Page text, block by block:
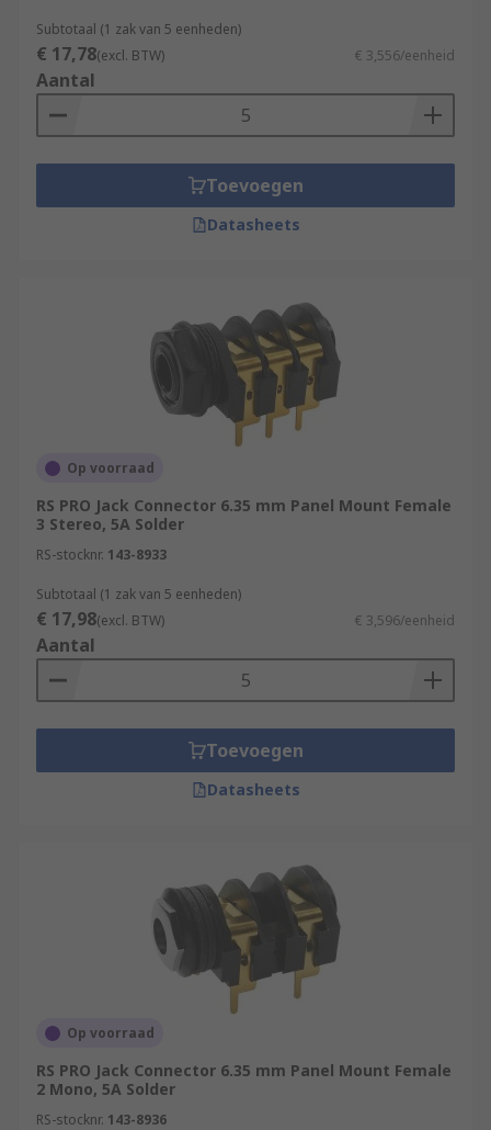
Subtotaal (1 zak van 5 eenheden)
€ 17,78(excl. BTW) € 3,556/eenheid
Aantal
Toevoegen
Datasheets
Op voorraad
RS PRO Jack Connector 6.35 mm Panel Mount Female
3 Stereo, 5A Solder
RS-stocknr. 143-8933
Subtotaal (1 zak van 5 eenheden)
€ 17,98(excl. BTW) € 3,596/eenheid
Aantal
Toevoegen
Datasheets
Op voorraad
RS PRO Jack Connector 6.35 mm Panel Mount Female
2 Mono, 5A Solder
RS-stocknr. 143-8936